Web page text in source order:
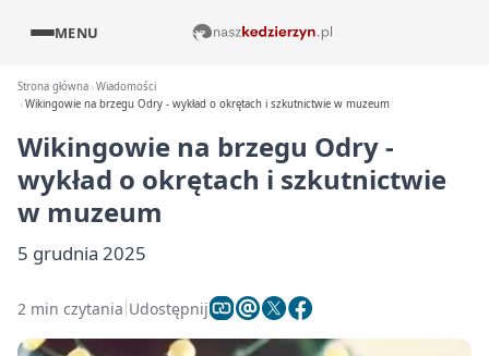
MENU
Strona główna Wiadomości
Wikingowie na brzegu Odry - wykład o okrętach i szkutnictwie w muzeum
Wikingowie na brzegu Odry -
wykład o okrętach i szkutnictwie
w muzeum
5 grudnia 2025
2 min czytania Udostępnij